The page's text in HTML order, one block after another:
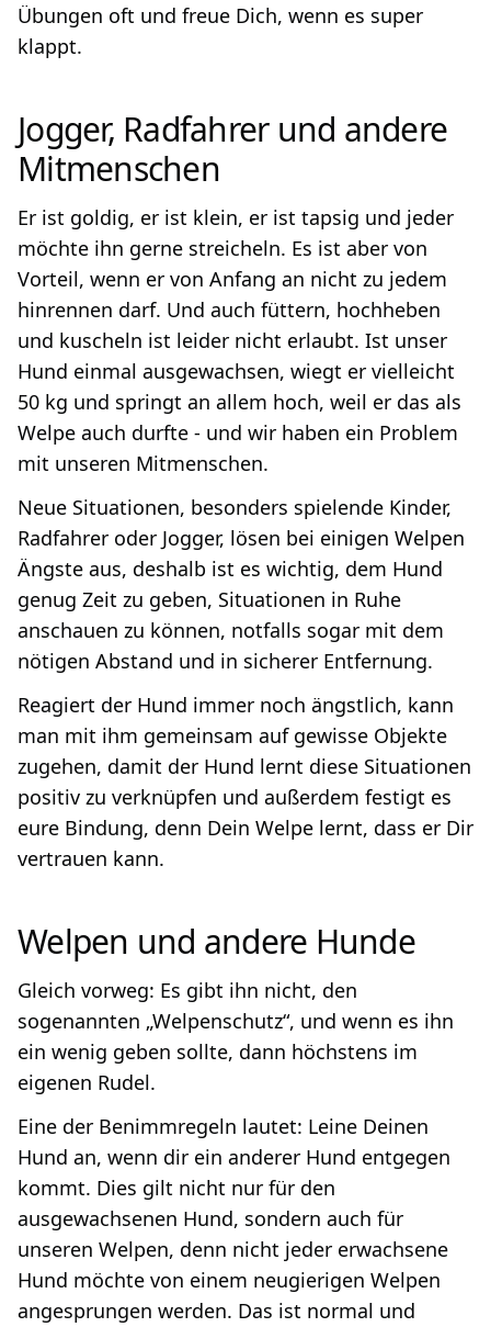
Übungen oft und freue Dich, wenn es super
klappt.
Jogger, Radfahrer und andere
Mitmenschen
Er ist goldig, er ist klein, er ist tapsig und jeder
möchte ihn gerne streicheln. Es ist aber von
Vorteil, wenn er von Anfang an nicht zu jedem
hinrennen darf. Und auch füttern, hochheben
und kuscheln ist leider nicht erlaubt. Ist unser
Hund einmal ausgewachsen, wiegt er vielleicht
50 kg und springt an allem hoch, weil er das als
Welpe auch durfte - und wir haben ein Problem
mit unseren Mitmenschen.
Neue Situationen, besonders spielende Kinder,
Radfahrer oder Jogger, lösen bei einigen Welpen
Ängste aus, deshalb ist es wichtig, dem Hund
genug Zeit zu geben, Situationen in Ruhe
anschauen zu können, notfalls sogar mit dem
nötigen Abstand und in sicherer Entfernung.
Reagiert der Hund immer noch ängstlich, kann
man mit ihm gemeinsam auf gewisse Objekte
zugehen, damit der Hund lernt diese Situationen
positiv zu verknüpfen und außerdem festigt es
eure Bindung, denn Dein Welpe lernt, dass er Dir
vertrauen kann.
Welpen und andere Hunde
Gleich vorweg: Es gibt ihn nicht, den
sogenannten „Welpenschutz“, und wenn es ihn
ein wenig geben sollte, dann höchstens im
eigenen Rudel.
Eine der Benimmregeln lautet: Leine Deinen
Hund an, wenn dir ein anderer Hund entgegen
kommt. Dies gilt nicht nur für den
ausgewachsenen Hund, sondern auch für
unseren Welpen, denn nicht jeder erwachsene
Hund möchte von einem neugierigen Welpen
angesprungen werden. Das ist normal und